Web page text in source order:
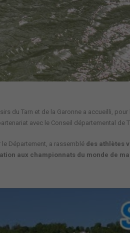
du Tarn et de la Garonne a accueilli,
avec le Conseil départemental de
Département, a rassemblé des athlètes
aux championnats du monde de